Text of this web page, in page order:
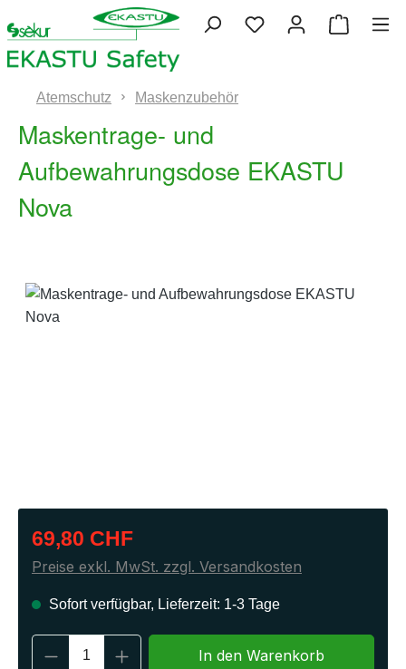
Zum Hauptinhalt springen Du hast 0 Produkte
Atemschutz Maskenzubehör
Maskentrage- und
Aufbewahrungsdose EKASTU
Nova
Bildergalerie überspringen
Regulärer Preis:
69,80 CHF
Preise exkl. MwSt. zzgl. Versandkosten
Sofort verfügbar, Lieferzeit: 1-3 Tage
Produkt Anzahl: Gib den gewünschten
In den Warenkorb